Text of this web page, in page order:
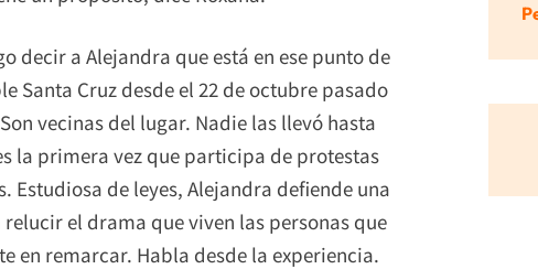
decir a Alejandra que está en ese punto de
Santa Cruz desde el 22 de octubre pasado
vecinas del lugar. Nadie las llevó hasta
la primera vez que participa de protestas
Estudiosa de leyes, Alejandra defiende una
el drama que viven las personas que
en remarcar. Habla desde la experiencia.